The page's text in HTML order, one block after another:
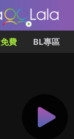
免費 BL專區